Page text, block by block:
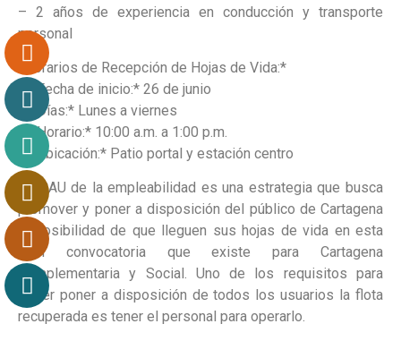
– 2 años de experiencia en conducción y transporte
personal
*Horarios de Recepción de Hojas de Vida:*
– *Fecha de inicio:* 26 de junio
– *Días:* Lunes a viernes
– *Horario:* 10:00 a.m. a 1:00 p.m.
– *Ubicación:* Patio portal y estación centro
“El CAU de la empleabilidad es una estrategia que busca
promover y poner a disposición del público de Cartagena
la posibilidad de que lleguen sus hojas de vida en esta
gran convocatoria que existe para Cartagena
Complementaria y Social. Uno de los requisitos para
poder poner a disposición de todos los usuarios la flota
recuperada es tener el personal para operarlo.